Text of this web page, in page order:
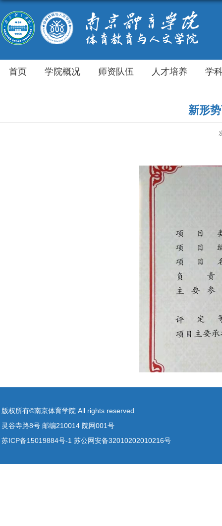
首页 学院概况 师资队伍 人才培养 学
新形
版权所有©南京体育学院 All rights reserved
灵谷寺路8号 邮编210014 院网001号
苏ICP备15019884号-1 苏公网安备32010202010216号